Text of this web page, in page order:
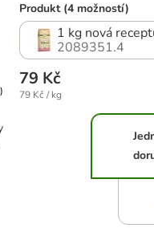
)
Produkt (4 možností)
1 kg nová
2089351.4
79 Kč
79 Kč / kg